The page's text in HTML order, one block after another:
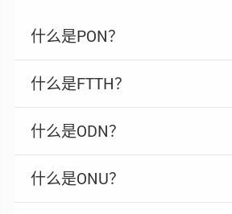
什么是PON？
什么是FTTH？
什么是ODN？
什么是ONU？